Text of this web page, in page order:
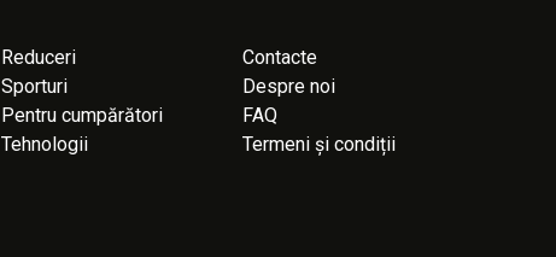
Reduceri
Sporturi
Pentru cumpărători
Tehnologii
Contacte
Despre noi
FAQ
Termeni și condiții